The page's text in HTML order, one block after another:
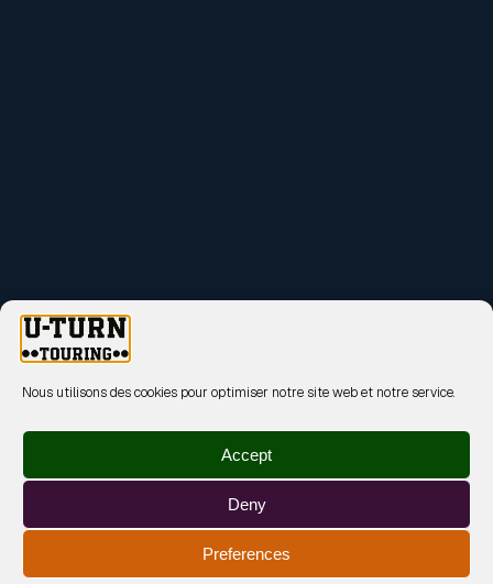
Nous utilisons des cookies pour optimiser notre site web et notre service.
Accept
Deny
Preferences